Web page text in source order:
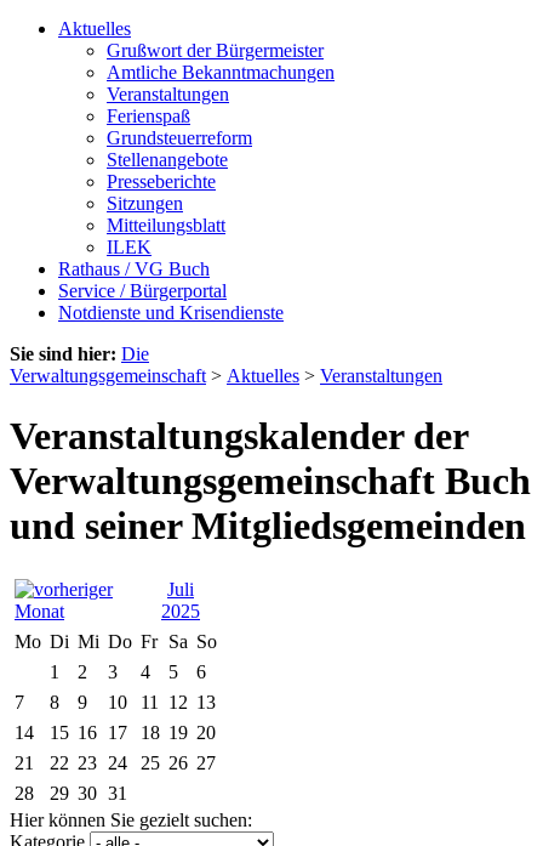
Aktuelles
Grußwort der Bürgermeister
Amtliche Bekanntmachungen
Veranstaltungen
Ferienspaß
Grundsteuerreform
Stellenangebote
Presseberichte
Sitzungen
Mitteilungsblatt
ILEK
Rathaus / VG Buch
Service / Bürgerportal
Notdienste und Krisendienste
Sie sind hier: Die
Verwaltungsgemeinschaft > Aktuelles > Veranstaltungen
Veranstaltungskalender der
Verwaltungsgemeinschaft Buch
und seiner Mitgliedsgemeinden
Juli
2025
Mo Di Mi Do Fr Sa So
1
2 3 4 5
6
7
8 9 10 11 12 13
14
15 16 17 18 19 20
21
22 23 24 25 26 27
28
29 30 31
Hier können Sie gezielt suchen:
Kategorie